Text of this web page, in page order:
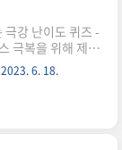
개!!] 퀴즈 034
현악기(줄 수)를
(2줄, 중국), 우쿨
줄, 한국), 만돌린
비..
극강 난이도 퀴즈 -
극복을 위해 제공
니다. 원래 힘이
무 생각 안하는게
즈입니다. 골때
어느새 삶의 고
2023. 6. 18.